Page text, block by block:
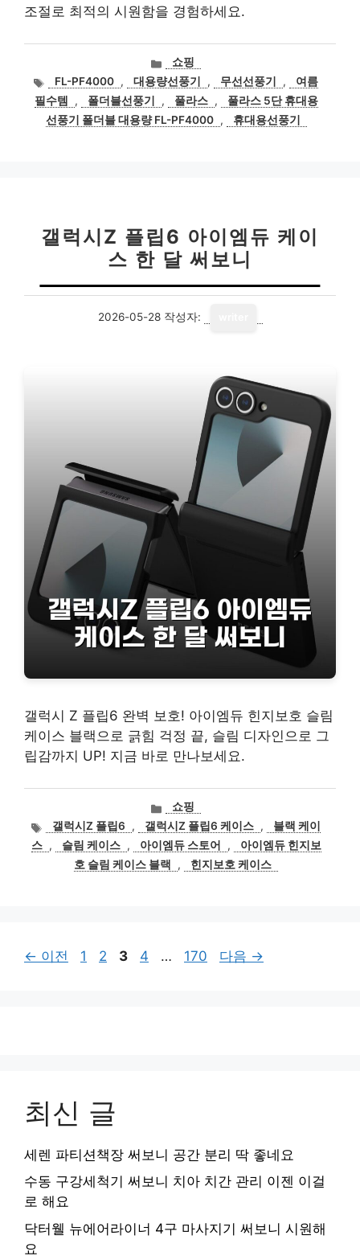
조절로 최적의 시원함을 경험하세요.
카
테
고
리
쇼핑
태
그
FL-PF4000 , 대용량선풍기 , 무선선풍기 ,
여름
필수템
, 폴더블선풍기 , 풀라스 ,
풀라스 5단 휴대용
선풍기 폴더블 대용량 FL-PF4000 , 휴대용선풍기
갤럭시Z 플립6 아이엠듀 케이
스 한 달 써보니
2026-05-28 작성자:
갤럭시 Z 플립6 완벽 보호! 아이엠듀 힌지보호 슬림
케이스 블랙으로 긁힘 걱정 끝, 슬림 디자인으로 그
립감까지 UP! 지금 바로 만나보세요.
카
테
고
리
쇼핑
태갤럭시Z 플립6 , 갤럭시Z 플립6 케이스 ,
블랙 케이
스 , 슬림 케이스 , 아이엠듀 스토어 ,
아이엠듀 힌지보
호 슬림 케이스 블랙
, 힌지보호 케이스
← 이전
페
1
페
2
페
3
페
4 …
페
170 다음 →
최신 글
세렌 파티션책장 써보니 공간 분리 딱 좋네요
수동 구강세척기 써보니 치아 치간 관리 이젠 이걸
로 해요
닥터웰 뉴에어라이너 4구 마사지기 써보니 시원해
요